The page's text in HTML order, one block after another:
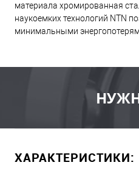
материала хромированная
наукоемких технологий NTN
минимальными
ХАРАКТЕРИСТИКИ: